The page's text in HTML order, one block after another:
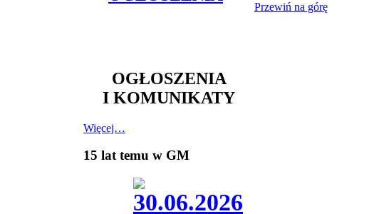
OGŁOSZENIA
I KOMUNIKATY
Więcej…
15 lat temu w GM
Przewiń na górę